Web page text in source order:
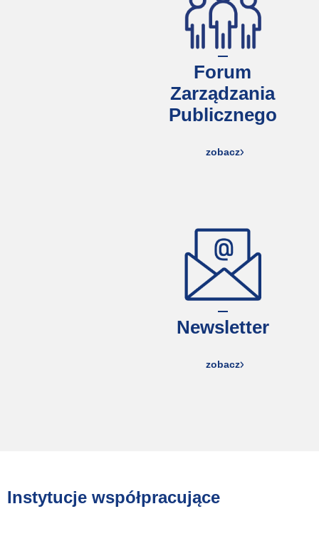
Forum
Zarządzania
Publicznego
zobacz
Newsletter
zobacz
Instytucje współpracujące